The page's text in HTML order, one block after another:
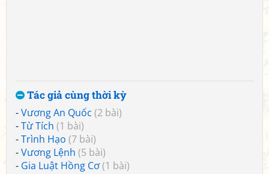
Tác giả cùng thời kỳ
-Vương An Quốc (2 bài)
-Từ Tích (1 bài)
-Trình Hạo (7 bài)
-Vương Lệnh (5 bài)
- Gia Luật Hồng Cơ(1 bài)